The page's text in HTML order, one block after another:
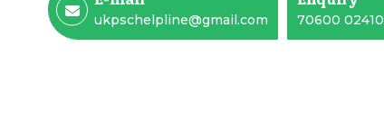
ukpschelpline@gmail.com 70600 02410